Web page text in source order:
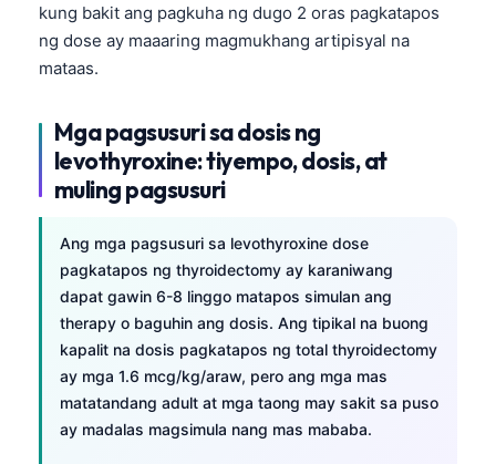
kung bakit ang pagkuha ng dugo 2 oras pagkatapos
ng dose ay maaaring magmukhang artipisyal na
mataas.
Mga pagsusuri sa dosis ng
levothyroxine: tiyempo, dosis, at
muling pagsusuri
Ang mga pagsusuri sa levothyroxine dose
pagkatapos ng thyroidectomy ay karaniwang
dapat gawin 6-8 linggo matapos simulan ang
therapy o baguhin ang dosis. Ang tipikal na buong
kapalit na dosis pagkatapos ng total thyroidectomy
ay mga 1.6 mcg/kg/araw, pero ang mga mas
matatandang adult at mga taong may sakit sa puso
ay madalas magsimula nang mas mababa.
Slovenščina
Magyar
Shqip
বাংলা
اردو
मराठी
తెలుగు
தமிழ்
ગુજરાતી
മലയാളം
Bahasa Melayu